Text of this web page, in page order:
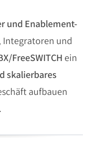
und Enablement-
Integratoren und
FreeSWITCH ein
skalierbares
aufbauen